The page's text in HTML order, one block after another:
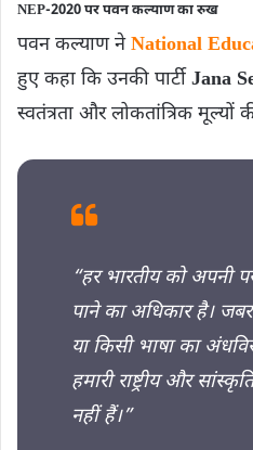
NEP-2020 पर पवन कल्याण का रुख
पवन कल्याण नेNational
हुए कहा कि उनकी पार्टी Jana
स्वतंत्रता और लोकतांत्रिक मूल्यों
“हर भारतीय को अपनी
पाने का अधिकार है।
या किसी भाषा का
हमारी राष्ट्रीय और
नहीं हैं।”